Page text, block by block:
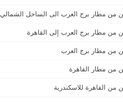
من مطار برج العرب الى الساحل الشمالي
من مطار برج العرب إلى القاهرة
من مطار برج العرب
من مطار القاهرة
من القاهرة للاسكندرية